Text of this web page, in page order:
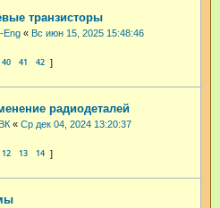
транзисторы
Eng « Вс июн 15, 2025 15:48:46
40 41 42
радиодеталей
« Ср дек 04, 2024 13:20:37
12 13 14